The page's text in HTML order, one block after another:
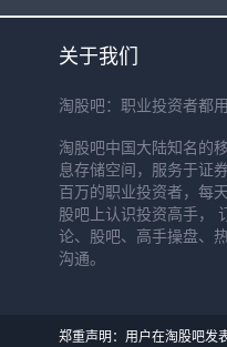
关于我们
淘股吧：职业投资者都
淘股吧中国大陆知名的
息存储空间，服务于证
百万的职业投资者，每
股吧上认识投资高手，
论、股吧、高手操盘、
沟通。
郑重声明：用户在淘股吧发